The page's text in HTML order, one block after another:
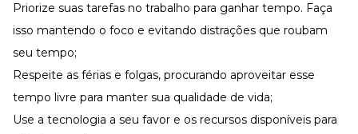
Priorize suas tarefas no trabalho para ganhar tempo. Faça
isso mantendo o foco e evitando distrações que roubam
seu tempo;
Respeite as férias e folgas, procurando aproveitar esse
tempo livre para manter sua qualidade de vida;
Use a tecnologia a seu favor e os recursos disponíveis para